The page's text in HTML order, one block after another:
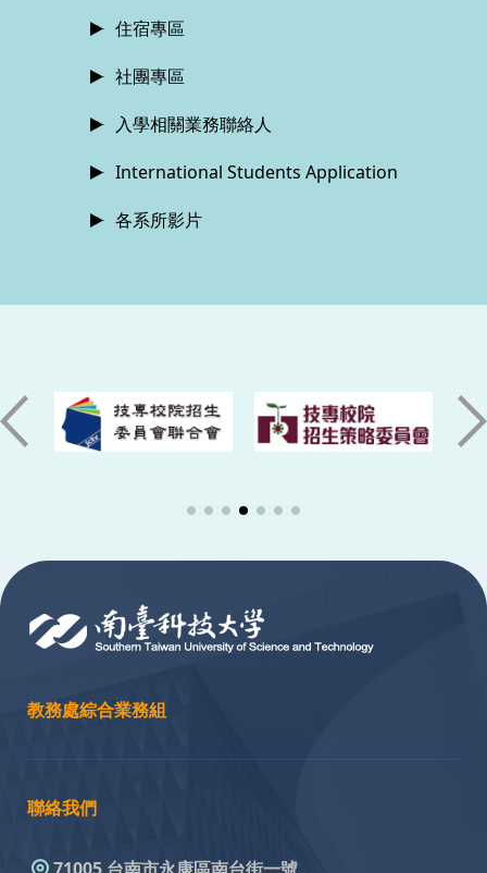
住宿專區
社團專區
入學相關業務聯絡人
International Students Application
各系所影片
教務處綜合業務組
聯絡我們
71005 台南市永康區南台街一號